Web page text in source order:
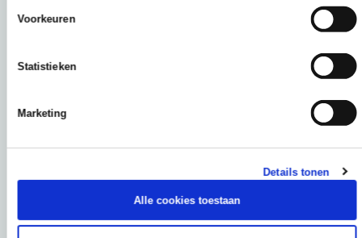
Voorkeuren
Statistieken
Marketing
Details tonen
Alle cookies toestaan
Het Spraakwaterfestival
Groene Metropoolregio Arnhem-Nijmegen
interactief kennisfestival over de
landschap.